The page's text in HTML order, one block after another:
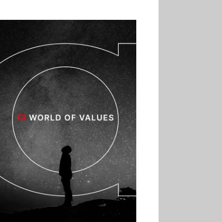
investissements pour
réduire sa consommation
d’eau
01.07
Aldi Studio lance sa
première collection capsule
inspirée de ses codes
visuels
01.07
Cafom annonce
des résultats semestriels en
hausse, portés par le e-
commerce
30.06
La Sportiva affiche
une croissance solide en
2025